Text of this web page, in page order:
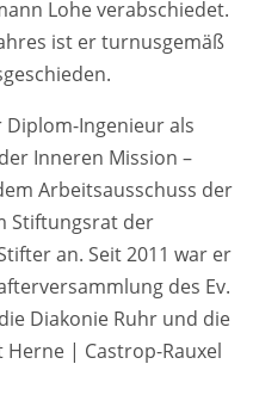
Lohe verabschiedet.
ist er turnusgemäß
Diplom-Ingenieur als
Inneren Mission –
Arbeitsausschuss der
Stiftungsrat der
an. Seit 2011 war er
des Ev.
Diakonie Ruhr und die
Herne | Castrop-Rauxel